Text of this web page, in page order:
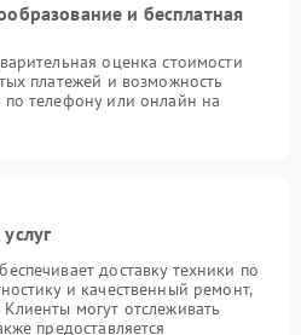
и бесплатная
оценка стоимости
платежей и возможность
по телефону или онлайн на
доставку техники по
и качественный ремонт,
могут отслеживать
предоставляется